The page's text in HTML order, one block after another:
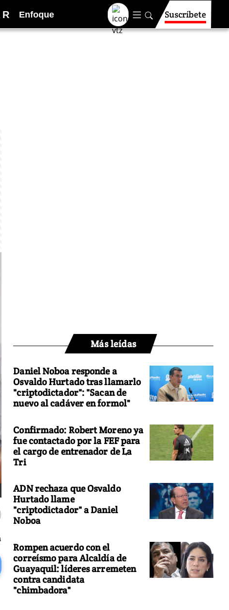
R Enfoque Suscríbete
Más leídas
Daniel Noboa responde a
Osvaldo Hurtado tras llamarlo
"criptodictador": "Sacan de
nuevo al cadáver en formol"
Confirmado: Robert Moreno ya
fue contactado por la FEF para
el cargo de entrenador de La
Tri
ADN rechaza que Osvaldo
Hurtado llame
"criptodictador" a Daniel
Noboa
Rompen acuerdo con el
correísmo para Alcaldía de
Guayaquil: líderes arremeten
contra candidata
"chimbadora"